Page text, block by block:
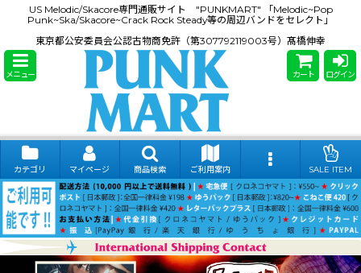
US Melodic/Skacore専門通販サイト "PUNKMART" 「Melodic~Pop
Punk~Ska/Skacore~Crack Rock Steady等の周辺バンドをセレクト」
東京都公安委員会公認古物商免許（第307792119003号）髙橋伸幸
メニュー カート ログイン
カテゴリ マイページ 商品検索 ご利用案内 SALE ITEM